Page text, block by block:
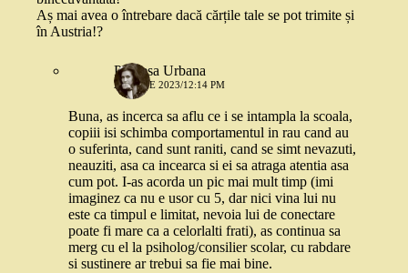
Aș mai avea o întrebare dacă cărțile tale se pot trimite și
în Austria!?
Printesa Urbana
28 IUNIE 2023/12:14 PM
Buna, as incerca sa aflu ce i se intampla la scoala,
copiii isi schimba comportamentul in rau cand au
o suferinta, cand sunt raniti, cand se simt nevazuti,
neauziti, asa ca incearca si ei sa atraga atentia asa
cum pot. I-as acorda un pic mai mult timp (imi
imaginez ca nu e usor cu 5, dar nici vina lui nu
este ca timpul e limitat, nevoia lui de conectare
poate fi mare ca a celorlalti frati), as continua sa
merg cu el la psiholog/consilier scolar, cu rabdare
si sustinere ar trebui sa fie mai bine.